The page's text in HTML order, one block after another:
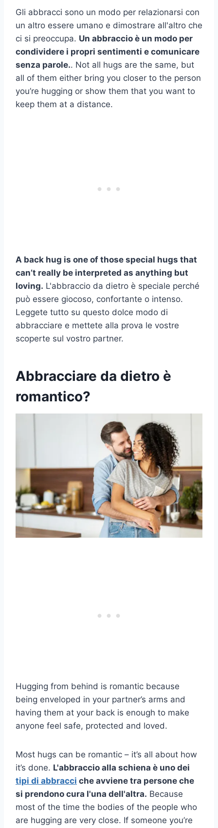
Gli abbracci sono un modo per relazionarsi con
un altro essere umano e dimostrare all'altro che
ci si preoccupa. Un abbraccio è un modo per
condividere i propri sentimenti e comunicare
senza parole.. Not all hugs are the same, but
all of them either bring you closer to the person
you’re hugging or show them that you want to
keep them at a distance.
A back hug is one of those special hugs that
can’t really be interpreted as anything but
loving. L'abbraccio da dietro è speciale perché
può essere giocoso, confortante o intenso.
Leggete tutto su questo dolce modo di
abbracciare e mettete alla prova le vostre
scoperte sul vostro partner.
Abbracciare da dietro è
romantico?
Hugging from behind is romantic because
being enveloped in your partner’s arms and
having them at your back is enough to make
anyone feel safe, protected and loved.
Most hugs can be romantic – it’s all about how
it’s done. L'abbraccio alla schiena è uno dei
tipi di abbracci che avviene tra persone che
si prendono cura l'una dell'altra. Because
most of the time the bodies of the people who
are hugging are very close. If someone you’re